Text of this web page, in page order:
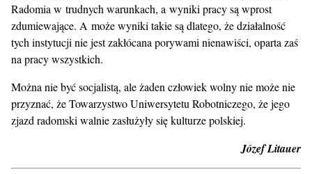
Radomia w trudnych warunkach, a wyniki pracy są wprost
zdumiewające. A może wyniki takie są dlatego, że działalność
tych instytucji nie jest zakłócana porywami nienawiści, oparta zaś
na pracy wszystkich.
Można nie być socjalistą, ale żaden człowiek wolny nie może nie
przyznać, że Towarzystwo Uniwersytetu Robotniczego, że jego
zjazd radomski walnie zasłużyły się kulturze polskiej.
Józef Litauer